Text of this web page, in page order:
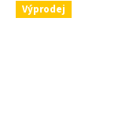
Výprodej